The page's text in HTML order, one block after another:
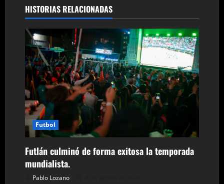
g
a
c
i
ó
n
d
e
HISTORIAS RELACIONADAS
Futbol
Futlán culminó de forma exitosa la temporada
mundialista.
Pablo Lozano